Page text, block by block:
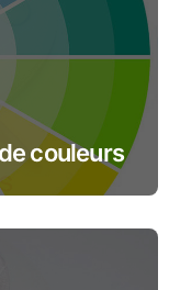
couleurs